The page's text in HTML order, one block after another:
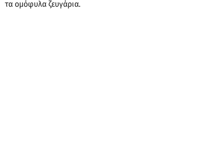
τα ομόφυλα ζευγάρια.